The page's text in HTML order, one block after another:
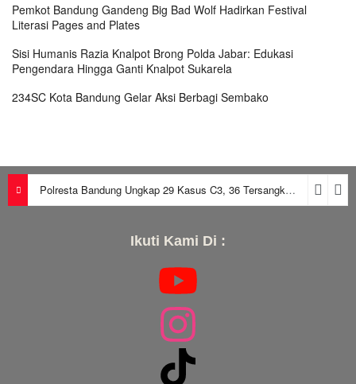
Pemkot Bandung Gandeng Big Bad Wolf Hadirkan Festival
Literasi Pages and Plates
Sisi Humanis Razia Knalpot Brong Polda Jabar: Edukasi
Pengendara Hingga Ganti Knalpot Sukarela
234SC Kota Bandung Gelar Aksi Berbagi Sembako
Polresta Bandung Ungkap 29 Kasus C3, 36 Tersangka Diamankan dalam Periode Juni-Juli 2026
Ikuti Kami Di :